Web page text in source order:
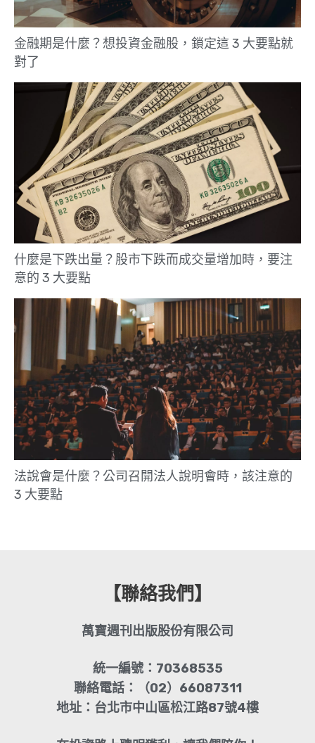
金融期是什麼？想投資金融股，鎖定這 3 大要點就
對了
什麼是下跌出量？股市下跌而成交量增加時，要注
意的 3 大要點
法說會是什麼？公司召開法人說明會時，該注意的
3 大要點
【聯絡我們】
萬寶週刊出版股份有限公司
統一編號：70368535
聯絡電話：（02）66087311
地址：台北市中山區松江路87號4樓